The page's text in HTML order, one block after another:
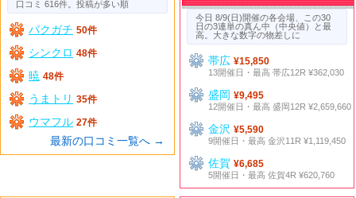
口コミ 616件。投稿が多い順
バクガチ 50件
シンクロ 48件
暁 48件
うまトリ 35件
ウマフル 27件
最新の口コミ一覧へ →
今日 8/9(日)開催の各会場、この30
日の3連単の真ん中（中央値）と最
高。大きな数字の物差しに
帯広¥15,850
13開催日・最高 帯広12R ¥362,030
盛岡¥9,495
12開催日・最高 盛岡12R ¥2,659,660
金沢¥5,590
9開催日・最高 金沢11R ¥1,119,450
佐賀¥6,685
5開催日・最高 佐賀4R ¥620,760